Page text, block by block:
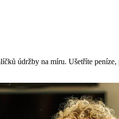
údržby na míru. Ušetříte